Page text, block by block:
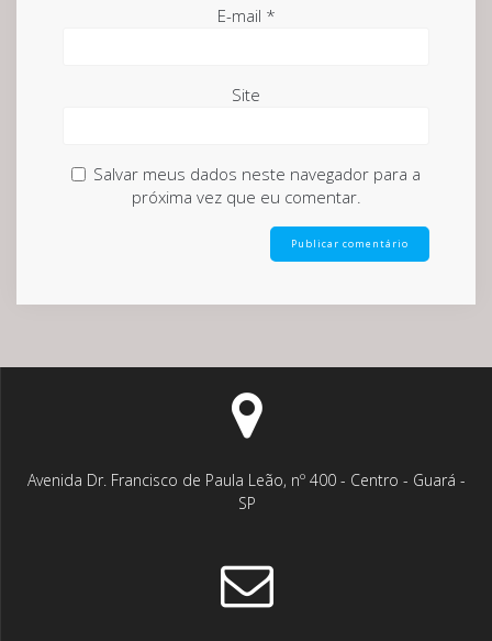
E-mail *
Site
Salvar meus dados neste navegador para a
próxima vez que eu comentar.
Avenida Dr. Francisco de Paula Leão, nº 400 - Centro - Guará -
SP